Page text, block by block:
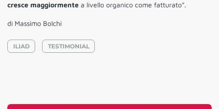
cresce maggiormente a livello organico come fatturato”.
di Massimo Bolchi
ILIAD TESTIMONIAL